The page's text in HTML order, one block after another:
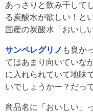
あっさりと飲み干して
る炭酸水が欲しい！と
国産の炭酸水「おいし
サンペレグリノ も良か
てはあまり向いていな
に入れられていて地味
いでしょうかー？だっ
商品名に「おいしい」